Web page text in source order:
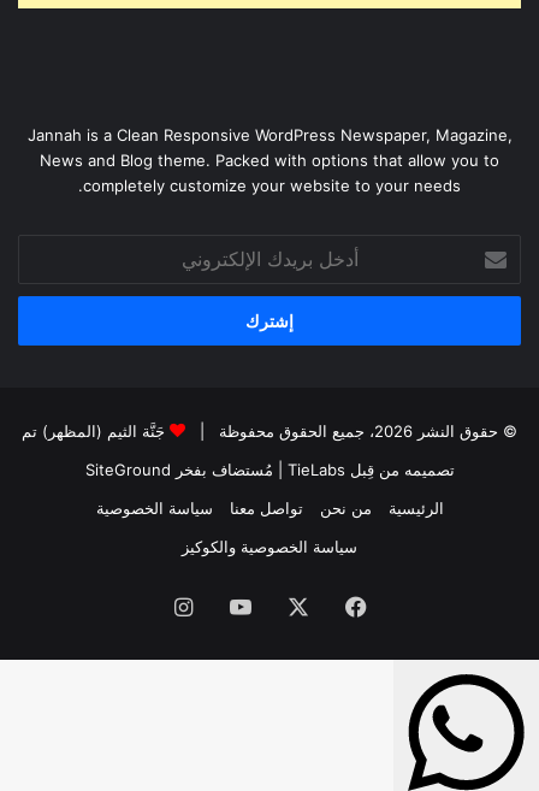
Jannah is a Clean Responsive WordPress Newspaper, Magazine,
News and Blog theme. Packed with options that allow you to
completely customize your website to your needs.
بريدك
الإلكتروني
© حقوق النشر 2026، جميع الحقوق محفوظة |
جَنَّة الثيم (المظهر) تم
تصميمه من قِبل TieLabs
| مُستضاف بفخر SiteGround
الرئيسية
من نحن تواصل معنا
سياسة الخصوصية
سياسة الخصوصية والكوكيز
فيسبوك ‫YouTubeانستقرام